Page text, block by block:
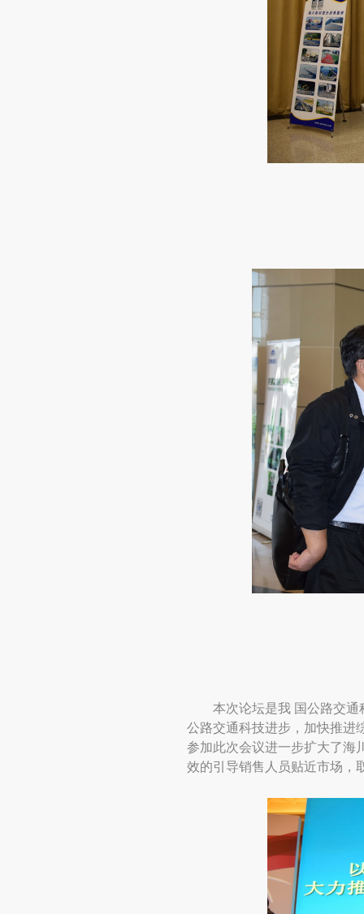
本次论坛是我 国公路交
公路交通科技进步，加快推进
参加此次会议进一步扩大了海
效的引导销售人员贴近市场，